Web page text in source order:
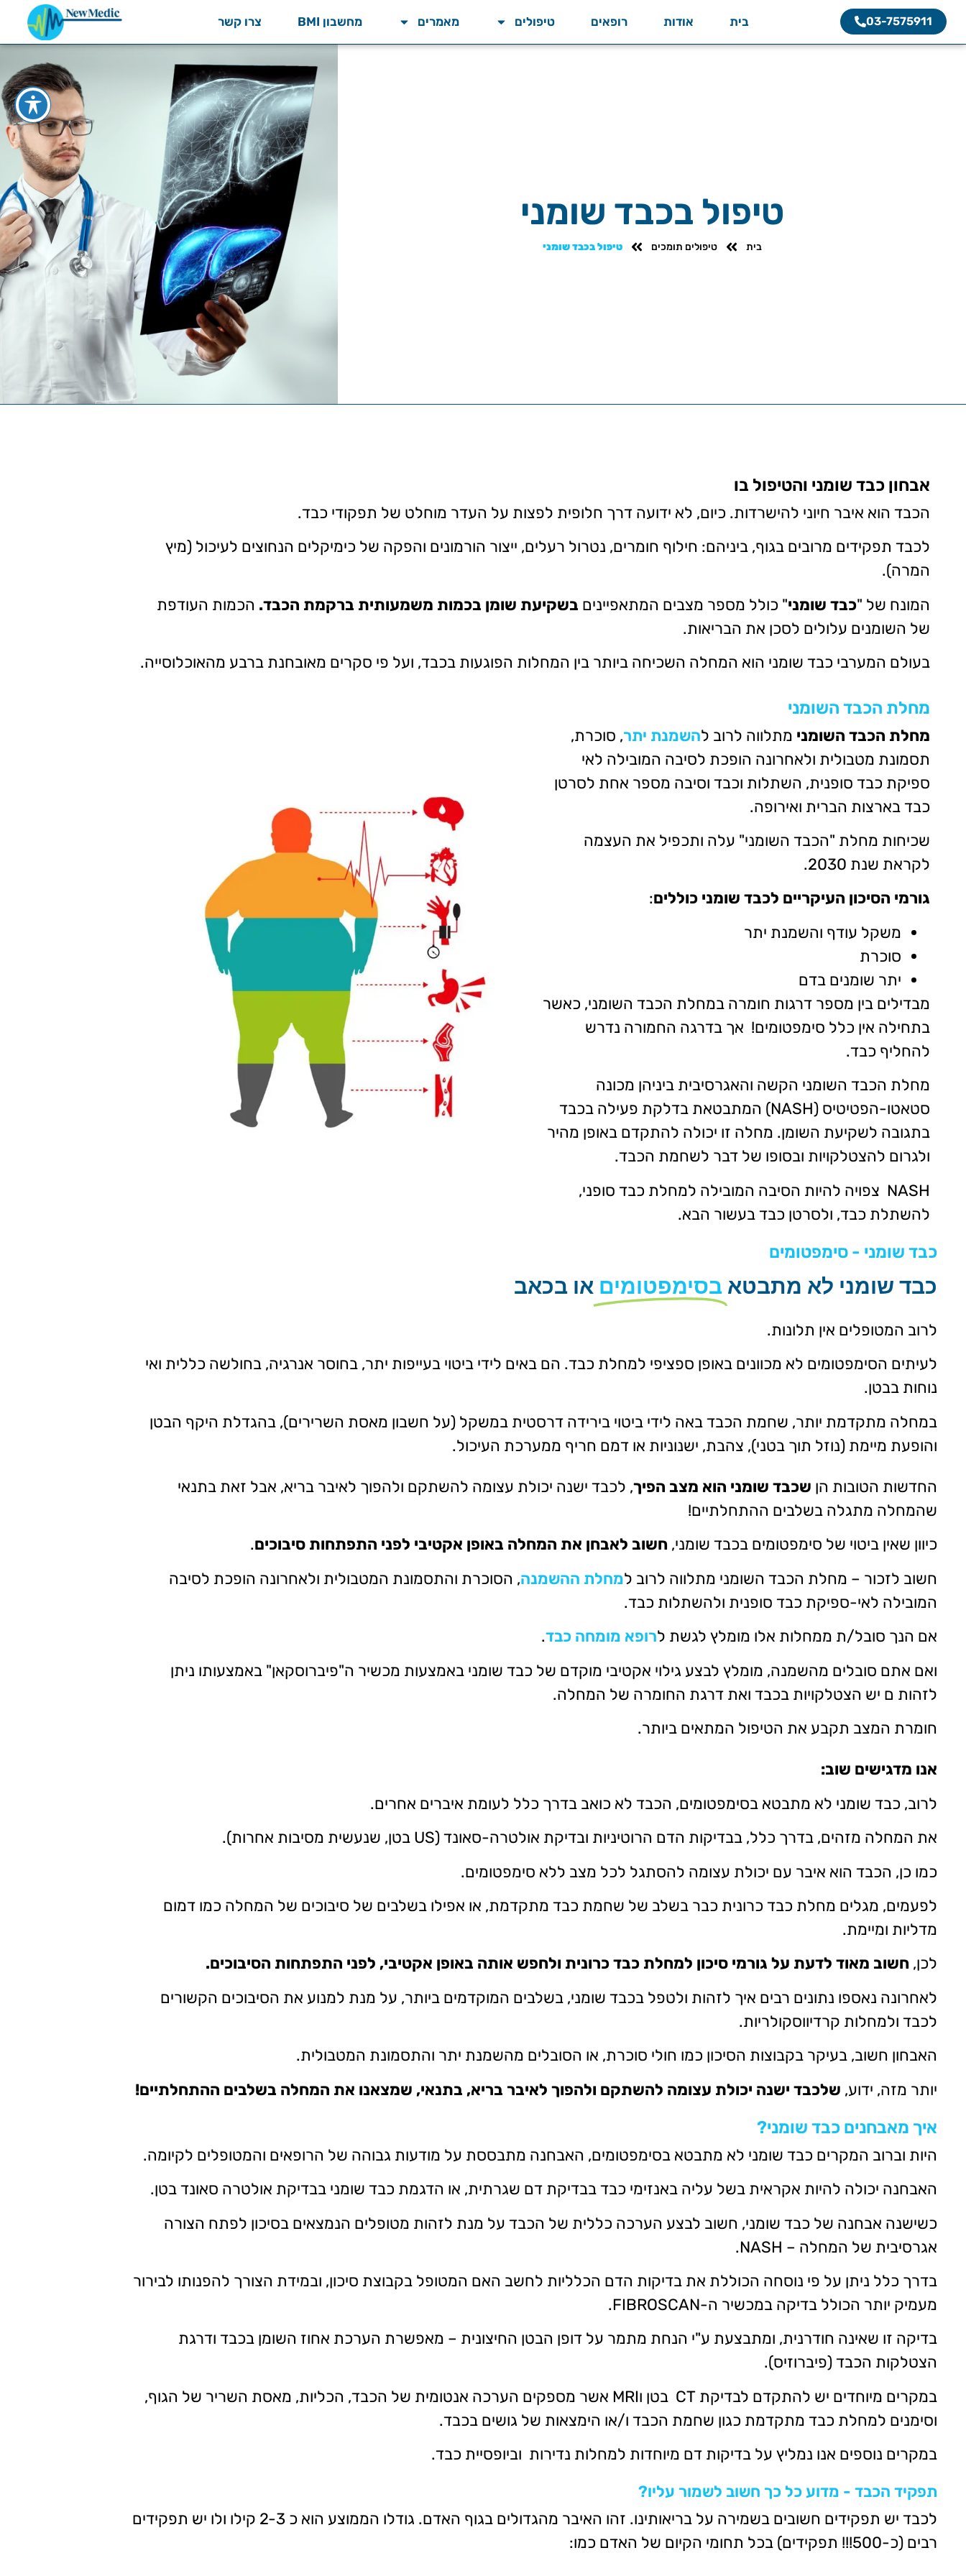
03-7575911 בית אודות רופאים טיפולים מאמרים מחשבון BMI צרו קשר
טיפול בכבד שומני
בית טיפולים תומכים טיפול בכבד שומני
אבחון כבד שומני והטיפול בו
הכבד הוא איבר חיוני להישרדות. כיום, לא ידועה דרך חלופית לפצות על העדר מוחלט של תפקודי כבד.
לכבד תפקידים מרובים בגוף, ביניהם: חילוף חומרים, נטרול רעלים, ייצור הורמונים והפקה של כימיקלים הנחוצים לעיכול (מיץ
המרה).
המונח של "כבד שומני" כולל מספר מצבים המתאפיינים בשקיעת שומן בכמות משמעותית ברקמת הכבד. הכמות העודפת
של השומנים עלולים לסכן את הבריאות.
בעולם המערבי כבד שומני הוא המחלה השכיחה ביותר בין המחלות הפוגעות בכבד, ועל פי סקרים מאובחנת ברבע מהאוכלוסייה.
מחלת הכבד השומני
מחלת הכבד השומני מתלווה לרוב להשמנת יתר, סוכרת,
תסמונת מטבולית ולאחרונה הופכת לסיבה המובילה לאי
ספיקת כבד סופנית, השתלות וכבד וסיבה מספר אחת לסרטן
כבד בארצות הברית ואירופה.
שכיחות מחלת "הכבד השומני" עלה ותכפיל את העצמה
לקראת שנת 2030.
גורמי הסיכון העיקריים לכבד שומני כוללים:
משקל עודף והשמנת יתר
סוכרת
יתר שומנים בדם
מבדילים בין מספר דרגות חומרה במחלת הכבד השומני, כאשר
בתחילה אין כלל סימפטומים! אך בדרגה החמורה נדרש
להחליף כבד.
מחלת הכבד השומני הקשה והאגרסיבית ביניהן מכונה
סטאטו-הפטיטיס (NASH) המתבטאת בדלקת פעילה בכבד
בתגובה לשקיעת השומן. מחלה זו יכולה להתקדם באופן מהיר
ולגרום להצטלקויות ובסופו של דבר לשחמת הכבד.
NASH צפויה להיות הסיבה המובילה למחלת כבד סופני,
להשתלת כבד, ולסרטן כבד בעשור הבא.
כבד שומני - סימפטומים
כבד שומני לא מתבטא בסימפטומים או בכאב
לרוב המטופלים אין תלונות.
לעיתים הסימפטומים לא מכוונים באופן ספציפי למחלת כבד. הם באים לידי ביטוי בעייפות יתר, בחוסר אנרגיה, בחולשה כללית ואי
נוחות בבטן.
במחלה מתקדמת יותר, שחמת הכבד באה לידי ביטוי בירידה דרסטית במשקל (על חשבון מאסת השרירים), בהגדלת היקף הבטן
והופעת מיימת (נוזל תוך בטני), צהבת, ישנוניות או דמם חריף ממערכת העיכול.
החדשות הטובות הן שכבד שומני הוא מצב הפיך, לכבד ישנה יכולת עצומה להשתקם ולהפוך לאיבר בריא, אבל זאת בתנאי
שהמחלה מתגלה בשלבים ההתחלתיים!
כיוון שאין ביטוי של סימפטומים בכבד שומני, חשוב לאבחן את המחלה באופן אקטיבי לפני התפתחות סיבוכים.
חשוב לזכור – מחלת הכבד השומני מתלווה לרוב למחלת ההשמנה, הסוכרת והתסמונת המטבולית ולאחרונה הופכת לסיבה
המובילה לאי-ספיקת כבד סופנית ולהשתלות כבד.
אם הנך סובל/ת ממחלות אלו מומלץ לגשת לרופא מומחה כבד.
ואם אתם סובלים מהשמנה, מומלץ לבצע גילוי אקטיבי מוקדם של כבד שומני באמצעות מכשיר ה"פיברוסקאן" באמצעותו ניתן
לזהות ם יש הצטלקויות בכבד ואת דרגת החומרה של המחלה.
חומרת המצב תקבע את הטיפול המתאים ביותר.
אנו מדגישים שוב:
לרוב, כבד שומני לא מתבטא בסימפטומים, הכבד לא כואב בדרך כלל לעומת איברים אחרים.
את המחלה מזהים, בדרך כלל, בבדיקות הדם הרוטיניות ובדיקת אולטרה-סאונד (US בטן, שנעשית מסיבות אחרות).
כמו כן, הכבד הוא איבר עם יכולת עצומה להסתגל לכל מצב ללא סימפטומים.
לפעמים, מגלים מחלת כבד כרונית כבר בשלב של שחמת כבד מתקדמת, או אפילו בשלבים של סיבוכים של המחלה כמו דמום
מדליות ומיימת.
לכן, חשוב מאוד לדעת על גורמי סיכון למחלת כבד כרונית ולחפש אותה באופן אקטיבי, לפני התפתחות הסיבוכים.
לאחרונה נאספו נתונים רבים איך לזהות ולטפל בכבד שומני, בשלבים המוקדמים ביותר, על מנת למנוע את הסיבוכים הקשורים
לכבד ולמחלות קרדיווסקולריות.
האבחון חשוב, בעיקר בקבוצות הסיכון כמו חולי סוכרת, או הסובלים מהשמנת יתר והתסמונת המטבולית.
יותר מזה, ידוע, שלכבד ישנה יכולת עצומה להשתקם ולהפוך לאיבר בריא, בתנאי, שמצאנו את המחלה בשלבים ההתחלתיים!
איך מאבחנים כבד שומני?
היות וברוב המקרים כבד שומני לא מתבטא בסימפטומים, האבחנה מתבססת על מודעות גבוהה של הרופאים והמטופלים לקיומה.
האבחנה יכולה להיות אקראית בשל עליה באנזימי כבד בבדיקת דם שגרתית, או הדגמת כבד שומני בבדיקת אולטרה סאונד בטן.
כשישנה אבחנה של כבד שומני, חשוב לבצע הערכה כללית של הכבד על מנת לזהות מטופלים הנמצאים בסיכון לפתח הצורה
אגרסיבית של המחלה – NASH.
בדרך כלל ניתן על פי נוסחה הכוללת את בדיקות הדם הכלליות לחשב האם המטופל בקבוצת סיכון, ובמידת הצורך להפנותו לבירור
מעמיק יותר הכולל בדיקה במכשיר ה-FIBROSCAN.
בדיקה זו שאינה חודרנית, ומתבצעת ע"י הנחת מתמר על דופן הבטן החיצונית – מאפשרת הערכת אחוז השומן בכבד ודרגת
הצטלקות הכבד (פיברוזיס).
במקרים מיוחדים יש להתקדם לבדיקת CT בטן וMRI אשר מספקים הערכה אנטומית של הכבד, הכליות, מאסת השריר של הגוף,
וסימנים למחלת כבד מתקדמת כגון שחמת הכבד ו/או הימצאות של גושים בכבד.
במקרים נוספים אנו נמליץ על בדיקות דם מיוחדות למחלות נדירות וביופסיית כבד.
תפקיד הכבד - מדוע כל כך חשוב לשמור עליו?
לכבד יש תפקידים חשובים בשמירה על בריאותינו. זהו האיבר מהגדולים בגוף האדם. גודלו הממוצע הוא כ 2-3 קילו ולו יש תפקידים
רבים (כ-500!!! תפקידים) בכל תחומי הקיום של האדם כמו: